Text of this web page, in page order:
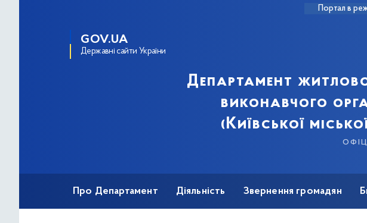
Портал в
GOV.UA
Державні сайти України
Департамент
виконавчого
(Київської
Про Департамент Діяльність Звернення громадян